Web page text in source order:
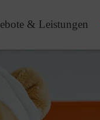
& Leistungen